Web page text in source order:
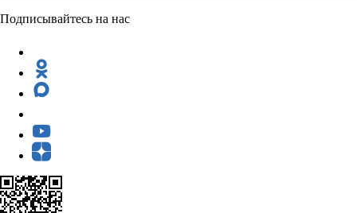
Подписывайтесь на нас